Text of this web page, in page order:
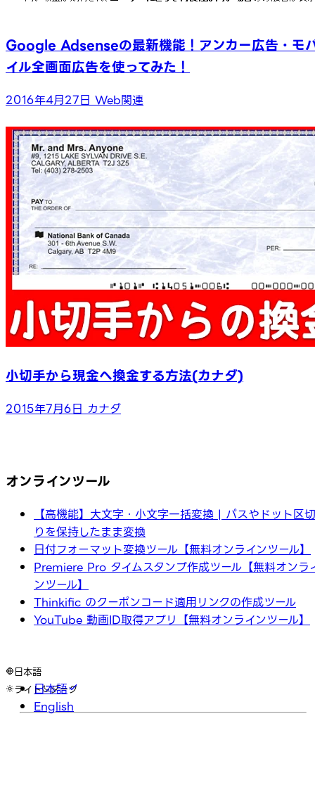
Google Adsenseの最新機能！アンカー広告・モ
イル全画面広告を使ってみた！
2016年4月27日 Web関連
小切手から現金へ換金する方法(カナダ)
2015年7月6日 カナダ
オンラインツール
【高機能】大文字・小文字一括変換 | パスやドット区切
りを保持したまま変換
日付フォーマット変換ツール【無料オンラインツール】
Premiere Pro タイムスタンプ作成ツール【無料オンラ
ンツール】
Thinkific のクーポンコード適用リンクの作成ツール
YouTube 動画ID取得アプリ【無料オンラインツール】
日本語
日本語
English
ライト ダーク